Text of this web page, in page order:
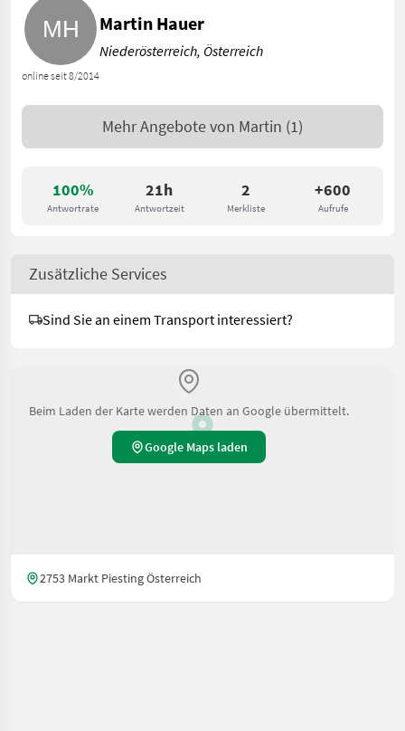
100%
Antwortrate
21h
Antwortzeit
2
Merkliste
+600
Aufrufe
online seit 8/2014
Martin Hauer
Niederösterreich, Österreich
Mehr Angebote von Martin (1)
Zusätzliche Services
Sind Sie an einem Transport interessiert?
Beim Laden der Karte werden Daten an Google übermittelt.
Google Maps laden
2753 Markt Piesting Österreich